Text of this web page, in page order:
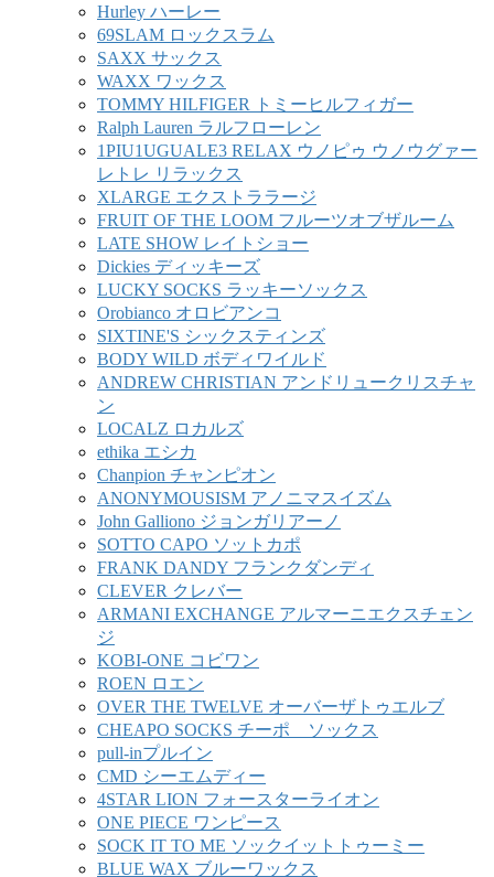
Hurley ハーレー
69SLAM ロックスラム
SAXX サックス
WAXX ワックス
TOMMY HILFIGER トミーヒルフィガー
Ralph Lauren ラルフローレン
1PIU1UGUALE3 RELAX ウノピゥ ウノウグァー
レトレ リラックス
XLARGE エクストララージ
FRUIT OF THE LOOM フルーツオブザルーム
LATE SHOW レイトショー
Dickies ディッキーズ
LUCKY SOCKS ラッキーソックス
Orobianco オロビアンコ
SIXTINE'S シックスティンズ
BODY WILD ボディワイルド
ANDREW CHRISTIAN アンドリュークリスチャ
ン
LOCALZ ロカルズ
ethika エシカ
Chanpion チャンピオン
ANONYMOUSISM アノニマスイズム
John Galliono ジョンガリアーノ
SOTTO CAPO ソットカポ
FRANK DANDY フランクダンディ
CLEVER クレバー
ARMANI EXCHANGE アルマーニエクスチェン
ジ
KOBI-ONE コビワン
ROEN ロエン
OVER THE TWELVE オーバーザトゥエルブ
CHEAPO SOCKS チーポ ソックス
pull-inプルイン
CMD シーエムディー
4STAR LION フォースターライオン
ONE PIECE ワンピース
SOCK IT TO ME ソックイットトゥーミー
BLUE WAX ブルーワックス